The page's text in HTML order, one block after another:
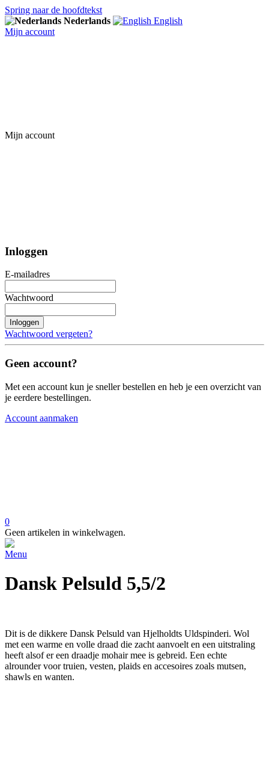
Spring naar de hoofdtekst
Nederlands
English
Mijn account
Mijn account
Inloggen
E-mailadres
Wachtwoord
Inloggen
Wachtwoord vergeten?
Geen account?
Met een account kun je sneller bestellen en heb je een overzicht van
je eerdere bestellingen.
Account aanmaken
0
Geen artikelen in winkelwagen.
Menu
Dansk Pelsuld 5,5/2
Dit is de dikkere Dansk Pelsuld van Hjelholdts Uldspinderi. Wol
met een warme en volle draad die zacht aanvoelt en een uitstraling
heeft alsof er een draadje mohair mee is gebreid. Een echte
alrounder voor truien, vesten, plaids en accesoires zoals mutsen,
shawls en wanten.